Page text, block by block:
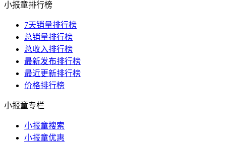
小报童排行榜
7天销量排行榜
总销量排行榜
总收入排行榜
最新发布排行榜
最近更新排行榜
价格排行榜
小报童专栏
小报童搜索
小报童优惠